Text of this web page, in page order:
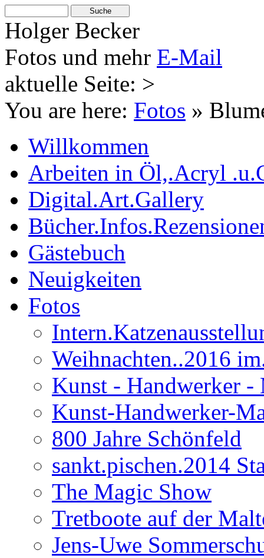
Holger Becker
Fotos und mehr E-Mail
aktuelle Seite: >
You are here: Fotos »
Willkommen
Arbeiten in Öl,.Acryl
Digital.Art.Gallery
Gästebuch
Neuigkeiten
Fotos
Weihnachten..2016
Kunst - Handwerker -
Kunst-Handwerker-
800 Jahre Schönfeld
sankt.pischen.2014
The Magic Show
Tretboote auf der
Jens-Uwe